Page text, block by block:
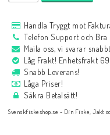
Handla Tryggt mot
Telefon Support och Bra
Maila oss, vi svarar
Låg Frakt! Enhetsfrakt
Snabb Leverans!
Låga Priser!
Säkra Betalsätt!
Svenskfiskeshop.se - Din Fiske, Jakt